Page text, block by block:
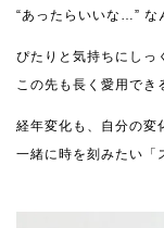
“あったらいいな…” な
ぴたりと気持ちにしっ
この先も長く愛用でき
経年変化も、自分の変
一緒に時を刻みたい「